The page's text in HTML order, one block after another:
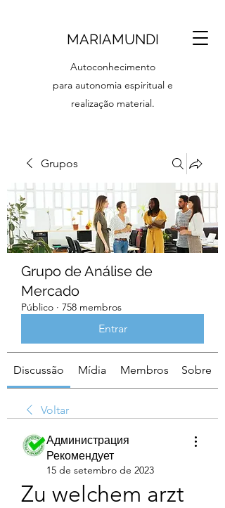
MARIAMUNDI
Autoconhecimento
para autonomia espiritual e
realização material.
Grupos
Grupo de Análise de
Mercado
Público · 758 membros
Entrar
Discussão Mídia Membros Sobre
Voltar
Администрация
Рекомендует
15 de setembro de 2023
Zu welchem arzt